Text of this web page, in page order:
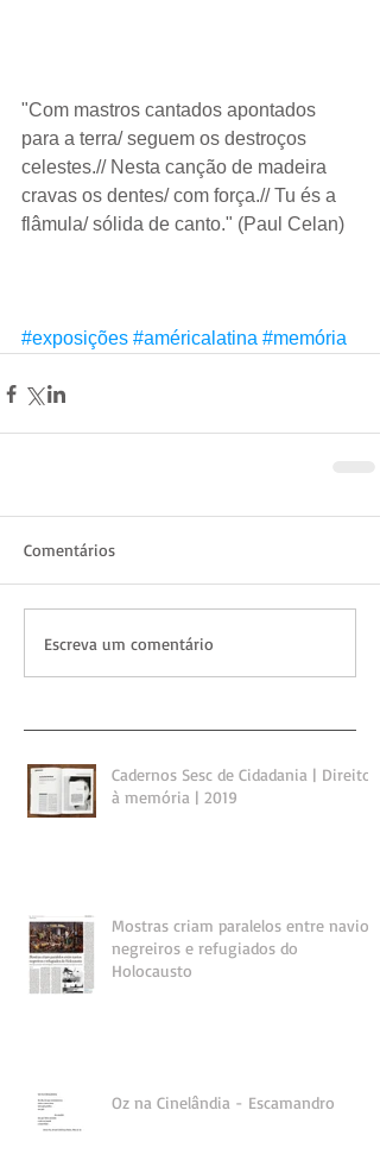
"Com mastros cantados apontados
para a terra/ seguem os destroços
celestes.// Nesta canção de madeira
cravas os dentes/ com força.// Tu és a
flâmula/ sólida de canto." (Paul Celan)
#exposições #américalatina #memória
Comentários
Escreva um comentário
Cadernos Sesc de Cidadania | Direito
à memória | 2019
Mostras criam paralelos entre navios
negreiros e refugiados do
Holocausto
Oz na Cinelândia - Escamandro